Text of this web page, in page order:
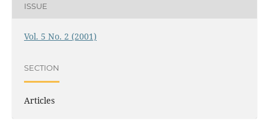
ISSUE
Vol. 5 No. 2 (2001)
SECTION
Articles